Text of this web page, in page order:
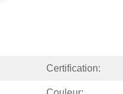
Certification: